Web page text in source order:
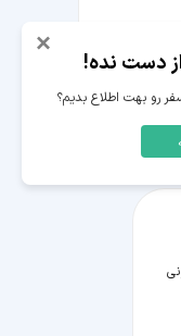
حساب کاربری
×
دست نده!
رو بهت اطلاع بدیم؟